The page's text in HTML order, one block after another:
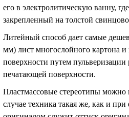
его в электролитическую ванну,
закрепленный на толстой
Литейный способ дает самые
мм) лист многослойного картона
поверхности путем
печатающей поверхности.
Пластмассовые стереотипы можно
случае техника такая же, как и